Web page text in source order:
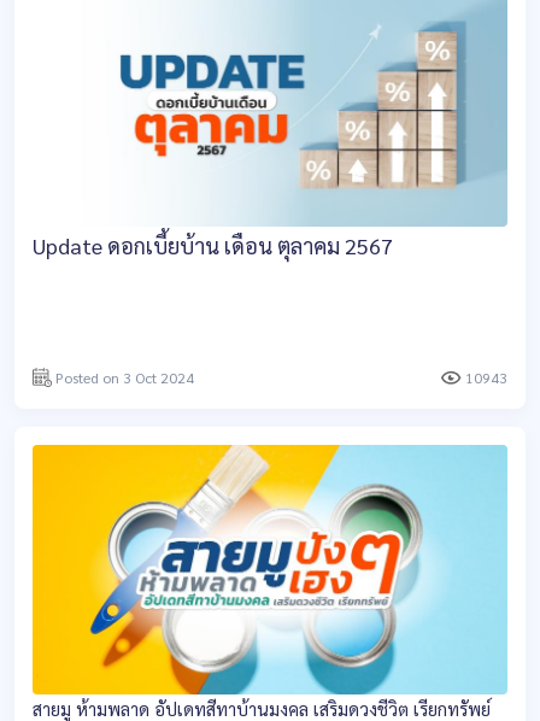
Update ดอกเบี้ยบ้าน เดือน ตุลาคม 2567
Posted on 3 Oct 2024 10943
สายมู ห้ามพลาด อัปเดทสีทาบ้านมงคล เสริมดวงชีวิต เรียกทรัพย์